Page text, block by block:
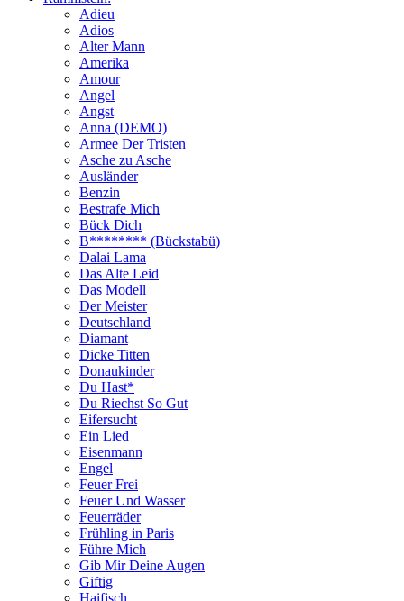
Adieu
Adios
Alter Mann
Amerika
Amour
Angel
Angst
Anna (DEMO)
Armee Der Tristen
Asche zu Asche
Ausländer
Benzin
Bestrafe Mich
Bück Dich
B******** (Bückstabü)
Dalai Lama
Das Alte Leid
Das Modell
Der Meister
Deutschland
Diamant
Dicke Titten
Donaukinder
Du Hast*
Du Riechst So Gut
Eifersucht
Ein Lied
Eisenmann
Engel
Feuer Frei
Feuer Und Wasser
Feuerräder
Frühling in Paris
Führe Mich
Gib Mir Deine Augen
Giftig
Haifisch